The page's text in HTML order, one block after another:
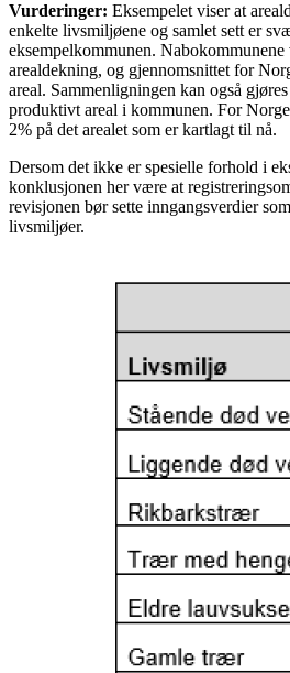
Vurderinger: Eksempelet viser at
enkelte livsmiljøene og samlet sett er
eksempelkommunen.
arealdekning, og gjennomsnittet for
areal. Sammenligningen kan også
produktivt areal i kommunen. For
2% på det arealet som er kartlagt til nå.
Dersom det ikke er spesielle forhold i
konklusjonen her være at
revisjonen bør sette inngangsverdier
livsmiljøer.